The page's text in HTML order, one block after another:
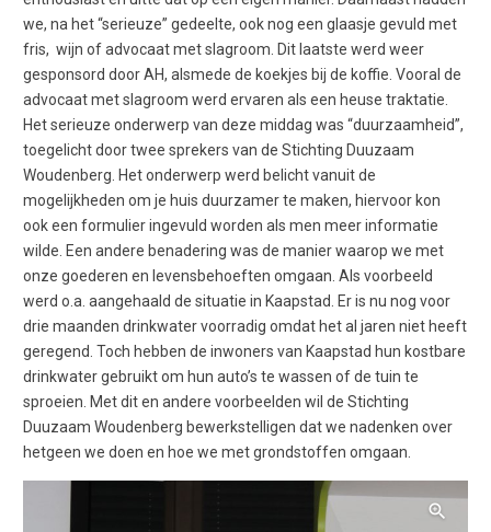
we, na het “serieuze” gedeelte, ook nog een glaasje gevuld met
fris, wijn of advocaat met slagroom. Dit laatste werd weer
gesponsord door AH, alsmede de koekjes bij de koffie. Vooral de
advocaat met slagroom werd ervaren als een heuse traktatie.
Het serieuze onderwerp van deze middag was “duurzaamheid”,
toegelicht door twee sprekers van de Stichting Duuzaam
Woudenberg. Het onderwerp werd belicht vanuit de
mogelijkheden om je huis duurzamer te maken, hiervoor kon
ook een formulier ingevuld worden als men meer informatie
wilde. Een andere benadering was de manier waarop we met
onze goederen en levensbehoeften omgaan. Als voorbeeld
werd o.a. aangehaald de situatie in Kaapstad. Er is nu nog voor
drie maanden drinkwater voorradig omdat het al jaren niet heeft
geregend. Toch hebben de inwoners van Kaapstad hun kostbare
drinkwater gebruikt om hun auto’s te wassen of de tuin te
sproeien. Met dit en andere voorbeelden wil de Stichting
Duuzaam Woudenberg bewerkstelligen dat we nadenken over
hetgeen we doen en hoe we met grondstoffen omgaan.